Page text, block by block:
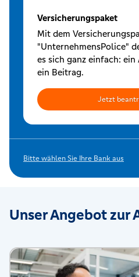
Versicherungspaket
Mit dem
"UnternehmensPolice"
es sich ganz einfach:
ein Beitrag.
Jetzt
Bitte wählen Sie Ihre Bank aus
Unser Angebot zur